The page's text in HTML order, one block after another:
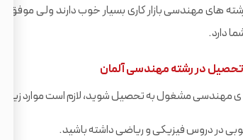
های مهندسی بازار کاری بسیار خوب دارند ولی موفق
دارد.
تحصیل در رشته مهندسی آلمان
مهندسی مشغول به تحصیل شوید، لازم است موارد زیر را
در دروس فیزیکی و ریاضی داشته باشید.